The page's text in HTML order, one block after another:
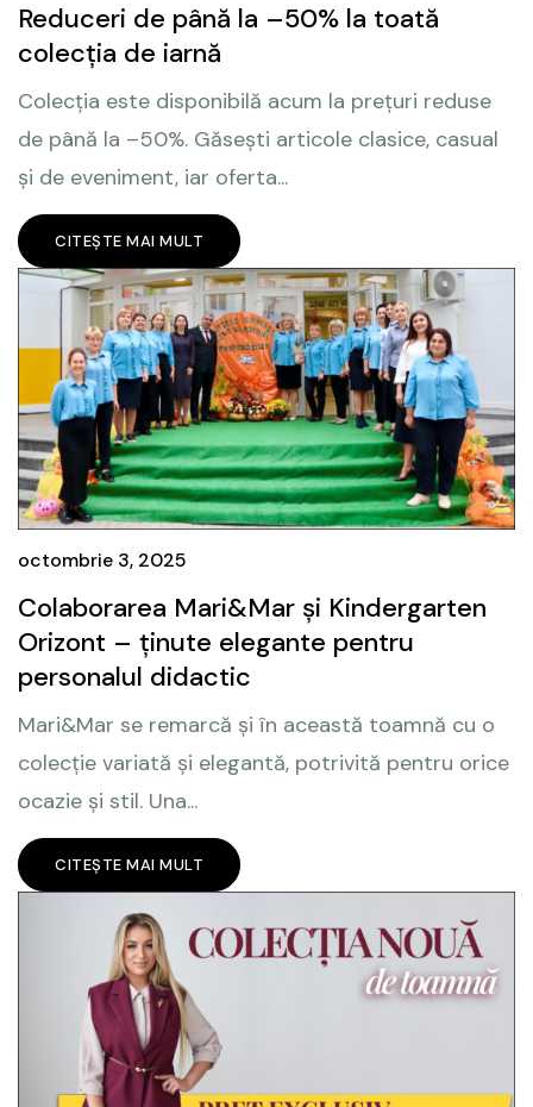
Reduceri de până la –50% la toată
colecția de iarnă
Colecția este disponibilă acum la prețuri reduse
de până la –50%. Găsești articole clasice, casual
și de eveniment, iar oferta...
CITEȘTE MAI MULT
octombrie 3, 2025
Colaborarea Mari&Mar și Kindergarten
Orizont – ținute elegante pentru
personalul didactic
Mari&Mar se remarcă și în această toamnă cu o
colecție variată și elegantă, potrivită pentru orice
ocazie și stil. Una...
CITEȘTE MAI MULT